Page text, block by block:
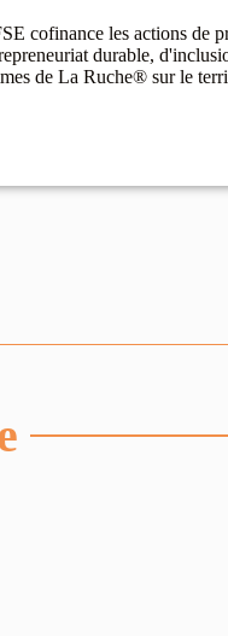
cofinance les actions de
durable,
de La Ruche® sur le